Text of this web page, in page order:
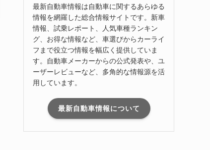
最新自動車情報は自動車に関するあらゆる
情報を網羅した総合情報サイトです。新車
情報、試乗レポート、人気車種ランキン
グ、お得な情報など、車選びからカーライ
フまで役立つ情報を幅広く提供していま
す。自動車メーカーからの公式発表や、ユ
ーザーレビューなど、多角的な情報源を活
用しています。
最新自動車情報について